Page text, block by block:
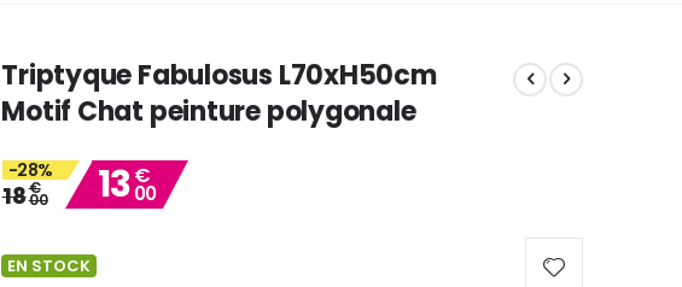
Triptyque Fabulosus L70xH50cm
Motif Chat peinture polygonale
-28%
18€
00 13€
00
EN STOCK